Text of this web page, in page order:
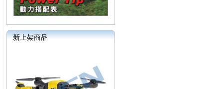
新上架商品